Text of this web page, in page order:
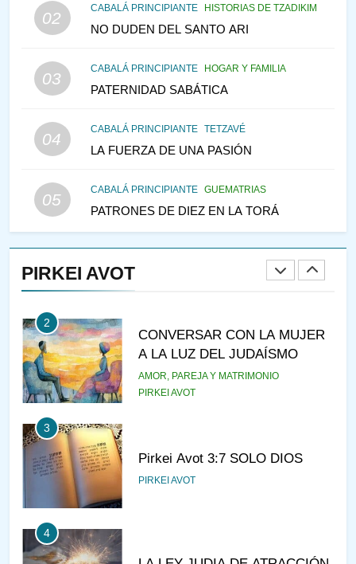
02
CABALÁ PRINCIPIANTE HISTORIAS DE TZADIKIM
NO DUDEN DEL SANTO ARI
03
CABALÁ PRINCIPIANTE HOGAR Y FAMILIA
PATERNIDAD SABÁTICA
04
CABALÁ PRINCIPIANTE TETZAVÉ
LA FUERZA DE UNA PASIÓN
05
CABALÁ PRINCIPIANTE GUEMATRIAS
PATRONES DE DIEZ EN LA TORÁ
PIRKEI AVOT
146
VEAMOS ¿POR QUÉ
IEHOSHÚA? Y LA QUEJA DE
1
RAZI ¿QUIÉN ES SABIO?
2
CONVERSAR CON LA MUJER
A LA LUZ DEL JUDAÍSMO
AMOR, PAREJA Y MATRIMONIO
PIRKEI AVOT
3
Pirkei Avot 3:7 SOLO DIOS
PIRKEI AVOT
4